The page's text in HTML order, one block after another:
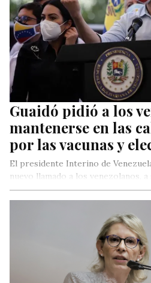
Guaidó pidió a los
mantenerse en las
por las vacunas y
El presidente Interino de
nuevo llamado a los venezolanos,
sus…